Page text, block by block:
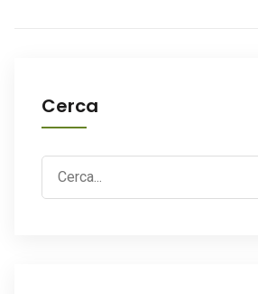
Cerca
Search
for: